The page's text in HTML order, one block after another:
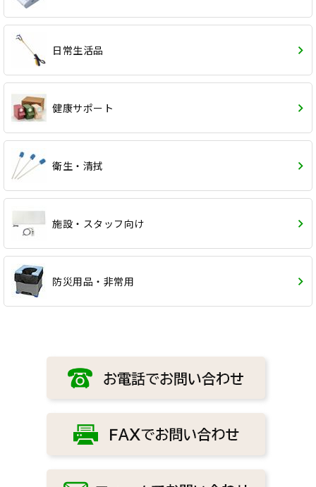
日常生活品
健康サポート
衛生・清拭
施設・スタッフ向け
防災用品・非常用